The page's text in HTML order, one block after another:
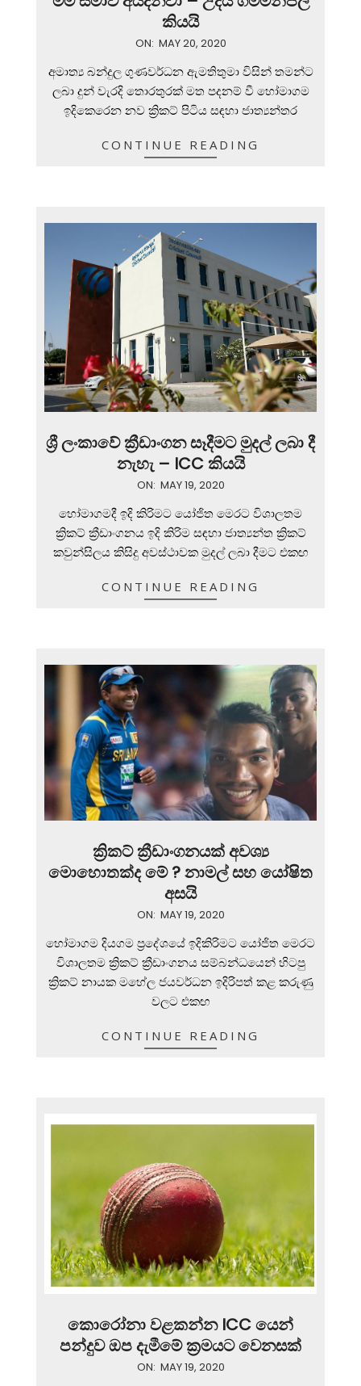
කියයි
20
ON: MAY 20, 2020
අමාත්‍ය බන්දුල ගුණවර්ධන ඇමතිතුමා විසින් තමන්ට
ලබා දුන් වැරදි තොරතුරක් මත පදනම් වී හෝමාගම
ඉදිකෙරෙන නව ක්‍රිකට් පිටිය සඳහා ජාත්‍යන්තර
CONTINUE READING
ශ්‍රී ලංකාවේ ක්‍රීඩාංගන සෑදීමට මුදල් ලබා දී
නැහැ – ICC කියයි
ON: MAY 19, 2020
හෝමාගමදී ඉදි කිරිමට යෝජිත මෙරට විශාලතම
ක්‍රිකට් ක්‍රීඩාංගනය ඉදි කිරිම සඳහා ජාත්‍යන්ත ක්‍රිකට්
කවුන්සිලය කිසිදු අවස්ථාවක මුදල් ලබා දීමට එකඟ
CONTINUE READING
ක්‍රිකට් ක්‍රීඩාංගනයක් අවශ්‍ය
මොහොතක්ද මේ ? නාමල් සහ යෝෂිත
අසයි
19
ON: MAY 19, 2020
හෝමාගම දියගම ප්‍රදේශයේ ඉදිකිරිමට යෝජිත මෙරට
විශාලතම ක්‍රිකට් ක්‍රීඩාංගනය සම්බන්ධයෙන් හිටපු
ක්‍රිකට් නායක මහේල ජයවර්ධන ඉදිරිපත් කළ කරුණු
වලට එකඟ
CONTINUE READING
කොරෝනා වළකන්න ICC යෙන්
පන්දුව ඔප දැමීමේ ක්‍රමයට වෙනසක්
ON: MAY 19, 2020